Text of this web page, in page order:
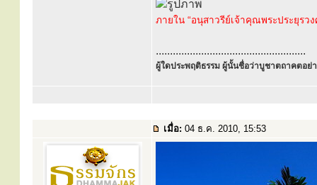
ภายใน “อนุสาวรีย์เจ้าคุณพระประยุรว
.....................................................
ผู้ใดประพฤติธรรม ผู้นั้นชื่อว่าบูชาตถาคตอย่า
เมื่อ: 04 ธ.ค. 2010, 15:53